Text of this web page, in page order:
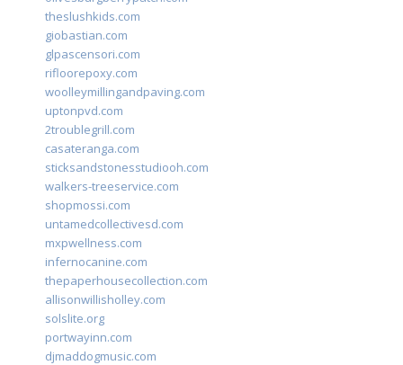
theslushkids.com
giobastian.com
glpascensori.com
rifloorepoxy.com
woolleymillingandpaving.com
uptonpvd.com
2troublegrill.com
casateranga.com
sticksandstonesstudiooh.com
walkers-treeservice.com
shopmossi.com
untamedcollectivesd.com
mxpwellness.com
infernocanine.com
thepaperhousecollection.com
allisonwillisholley.com
solslite.org
portwayinn.com
djmaddogmusic.com